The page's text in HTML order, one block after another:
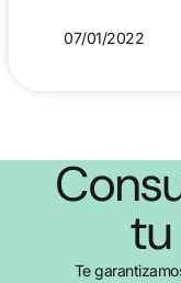
07/01/2022
Te